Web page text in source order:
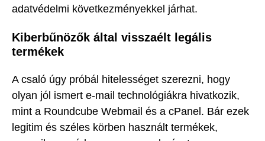
adatvédelmi következményekkel járhat.
Kiberbűnözők által visszaélt legális
termékek
A csaló úgy próbál hitelességet szerezni, hogy
olyan jól ismert e-mail technológiákra hivatkozik,
mint a Roundcube Webmail és a cPanel. Bár ezek
legitim és széles körben használt termékek,